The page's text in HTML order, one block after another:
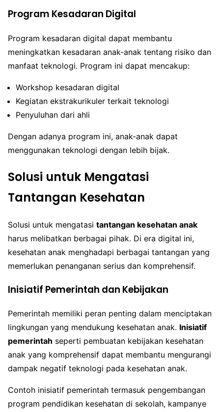
Program Kesadaran Digital
Program kesadaran digital dapat membantu
meningkatkan kesadaran anak-anak tentang risiko dan
manfaat teknologi. Program ini dapat mencakup:
Workshop kesadaran digital
Kegiatan ekstrakurikuler terkait teknologi
Penyuluhan dari ahli
Dengan adanya program ini, anak-anak dapat
menggunakan teknologi dengan lebih bijak.
Solusi untuk Mengatasi
Tantangan Kesehatan
Solusi untuk mengatasi tantangan kesehatan anak
harus melibatkan berbagai pihak. Di era digital ini,
kesehatan anak menghadapi berbagai tantangan yang
memerlukan penanganan serius dan komprehensif.
Inisiatif Pemerintah dan Kebijakan
Pemerintah memiliki peran penting dalam menciptakan
lingkungan yang mendukung kesehatan anak. Inisiatif
pemerintah seperti pembuatan kebijakan kesehatan
anak yang komprehensif dapat membantu mengurangi
dampak negatif teknologi pada kesehatan anak.
Contoh inisiatif pemerintah termasuk pengembangan
program pendidikan kesehatan di sekolah, kampanye